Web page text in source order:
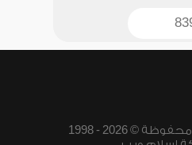
جميع الحقوق محفوظة © 2026 - 1998